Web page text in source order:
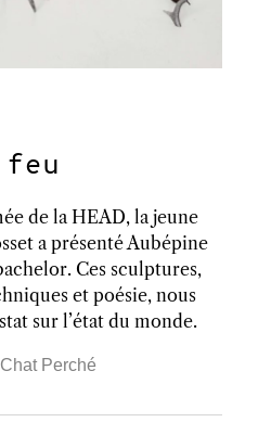
feu
de la HEAD, la jeune
a présenté Aubépine
Ces sculptures,
et poésie, nous
sur l’état du monde.
Perché